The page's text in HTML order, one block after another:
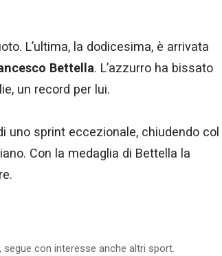
L’ultima, la dodicesima, è arrivata
Bettella. L’azzurro ha bissato
un record per lui.
uno sprint eccezionale, chiudendo col
Con la medaglia di Bettella la
con interesse anche altri sport.